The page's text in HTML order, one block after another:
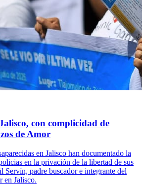
con complicidad de
de Amor
en Jalisco han documentado la
en la privación de la libertad de sus
Servín, padre buscador e integrante del
en Jalisco.